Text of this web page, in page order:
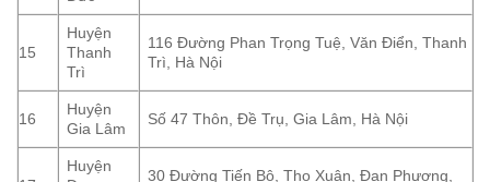
15
Huyện
Thanh
Trì
116 Đường Phan Trọng Tuệ, Văn Điển, Thanh
Trì, Hà Nội
16
Huyện
Gia Lâm
Số 47 Thôn, Đề Trụ, Gia Lâm, Hà Nội
Huyện
30 Đường Tiến Bộ, Thọ Xuân, Đan Phượng,